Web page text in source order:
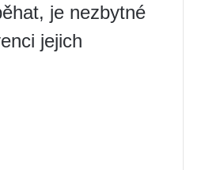
je nezbytné
jejich